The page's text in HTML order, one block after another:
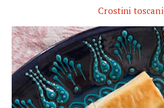
Crostini toscani